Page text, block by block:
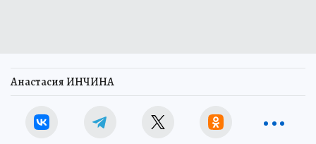
Анастасия ИНЧИНА